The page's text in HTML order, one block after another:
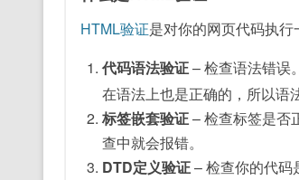
HTML验证是对你的网页代码执行
代码语法验证– 检查语法错误
在语法上也是正确的，所以语
标签嵌套验证– 检查标签是否
查中就会报错。
DTD定义验证– 检查你的代码